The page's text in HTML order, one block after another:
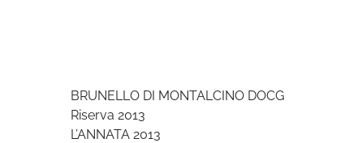
BRUNELLO DI MONTALCINO DOCG
Riserva 2013
L’ANNATA 2013